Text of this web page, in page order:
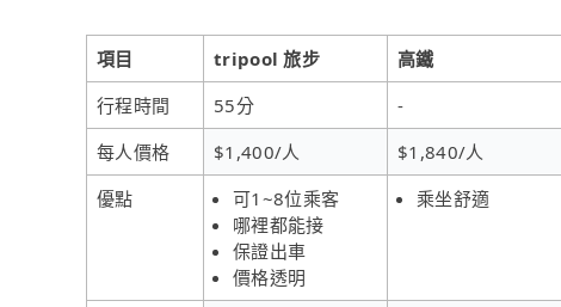
項目 tripool 旅步 高鐵
行程時間
55分 -
每人價格
$1,400/人 $1,840/人
優點
可1~8位乘客
哪裡都能接
保證出車
價格透明
乘坐舒適